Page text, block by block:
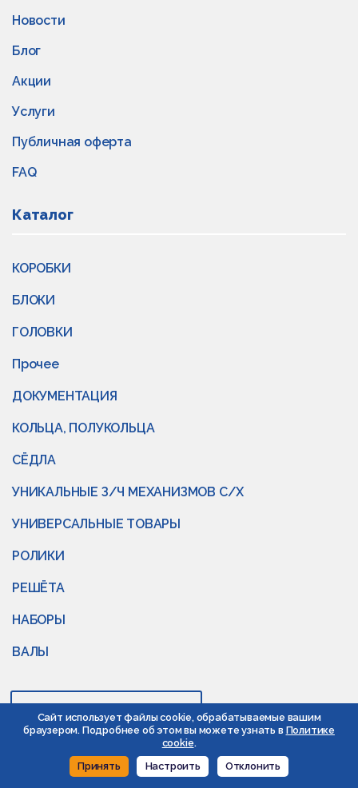
Новости
Блог
Акции
Услуги
Публичная оферта
FAQ
Каталог
КОРОБКИ
БЛОКИ
ГОЛОВКИ
Прочее
ДОКУМЕНТАЦИЯ
КОЛЬЦА, ПОЛУКОЛЬЦА
СЁДЛА
УНИКАЛЬНЫЕ З/Ч МЕХАНИЗМОВ С/Х
УНИВЕРСАЛЬНЫЕ ТОВАРЫ
РОЛИКИ
РЕШЁТА
НАБОРЫ
ВАЛЫ
Контакты
Сайт использует файлы cookie, обрабатываемые вашим
браузером. Подробнее об этом вы можете узнать в Политике
cookie.
Принять
Настроить Отклонить